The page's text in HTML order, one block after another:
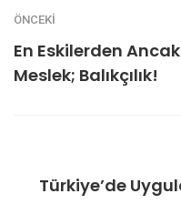
ÖNCEKI
En Eskilerden
Meslek; Balıkçılık!
Türkiye’de